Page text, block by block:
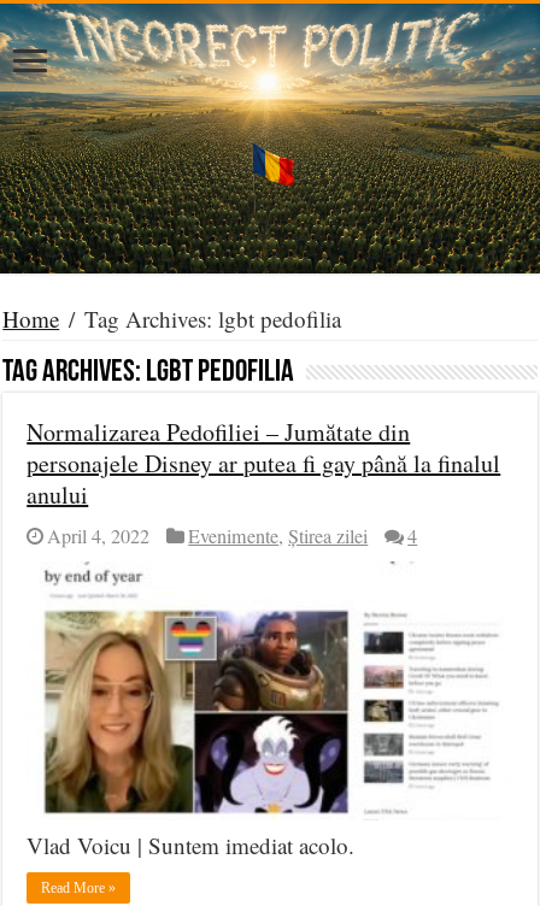
Home / Tag Archives: lgbt pedofilia
Tag Archives: lgbt pedofilia
Normalizarea Pedofiliei – Jumătate din
personajele Disney ar putea fi gay până la finalul
anului
April 4, 2022 Evenimente,Știrea zilei 4
Vlad Voicu | Suntem imediat acolo.
Read More »